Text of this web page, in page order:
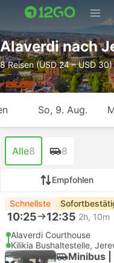
Alaverdi nach
8 Reisen (USD 24 – USD 30)
So, 9. Aug.
Alle8 8
Empfohlen
Schnellste
10:25 12:35 2h, 10m
Alaverdi Courthouse
Kilikia Bushaltestelle,
Minibus |